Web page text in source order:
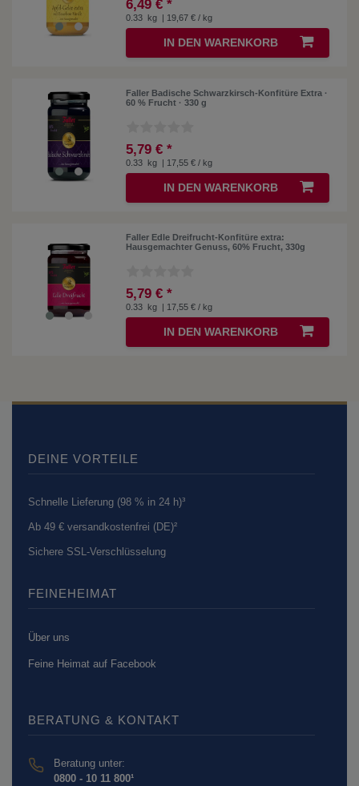
6,49 € *
0.33 kg | 19,67 € / kg
IN DEN WARENKORB
Faller Badische Schwarzkirsch-Konfitüre Extra ·
60 % Frucht · 330 g
5,79 € *
0.33 kg | 17,55 € / kg
IN DEN WARENKORB
Faller Edle Dreifrucht-Konfitüre extra:
Hausgemachter Genuss, 60% Frucht, 330g
5,79 € *
0.33 kg | 17,55 € / kg
IN DEN WARENKORB
DEINE VORTEILE
Schnelle Lieferung (98 % in 24 h)³
Ab 49 € versandkostenfrei (DE)²
Sichere SSL-Verschlüsselung
FEINEHEIMAT
Über uns
Feine Heimat auf Facebook
BERATUNG & KONTAKT
Beratung unter:
0800 - 10 11 800¹